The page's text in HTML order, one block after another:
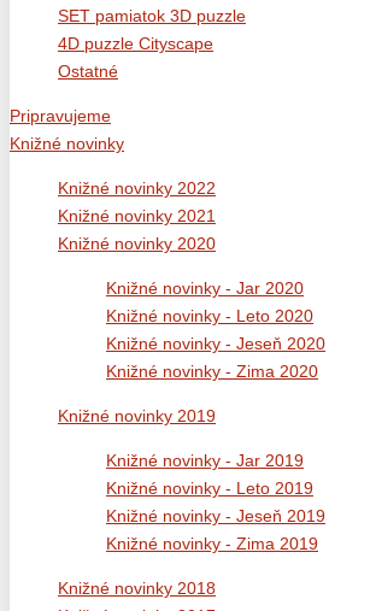
SET pamiatok 3D puzzle
4D puzzle Cityscape
Ostatné
Pripravujeme
Knižné novinky
Knižné novinky 2022
Knižné novinky 2021
Knižné novinky 2020
Knižné novinky - Jar 2020
Knižné novinky - Leto 2020
Knižné novinky - Jeseň 2020
Knižné novinky - Zima 2020
Knižné novinky 2019
Knižné novinky - Jar 2019
Knižné novinky - Leto 2019
Knižné novinky - Jeseň 2019
Knižné novinky - Zima 2019
Knižné novinky 2018